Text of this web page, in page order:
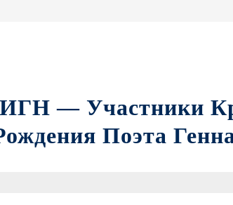
— Участники
Поэта